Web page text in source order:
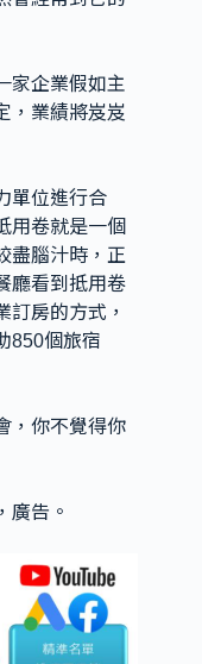
家企業假如主
，業績將岌岌
單位進行合
用卷就是一個
盡腦汁時，正
廳看到抵用卷
訂房的方式，
850個旅宿
，你不覺得你
廣告。